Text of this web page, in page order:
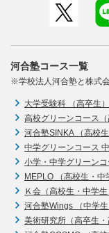
河合塾コース一覧
※学校法人河合塾と株式
大学受験科 （高卒生）
高校グリーンコース（
河合塾SINKA （高校生
中学グリーンコース
小学・中学グリーンコ
MEPLO （高校生・中
Ｋ会（高校生・中学生
河合塾Wings （中学生
美術研究所（高卒生・